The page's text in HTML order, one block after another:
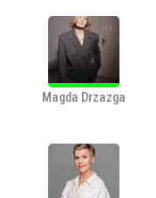
Magda Drzazga